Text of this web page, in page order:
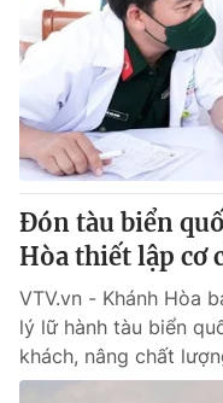
Thế giới
Tin tức
Thế giới đó đây
Câu chuyện quốc tế
Kinh tế
Tài chính
Thị trường
Góc doanh nghiệp
Dữ liệu và đời sống
Truyền hình
Hậu trường
Nhân vật
Giải trí
Điện ảnh
Đời sống
Đón tàu biển
Hòa thiết lập cơ
VTV.vn - Khánh Hòa
lý lữ hành tàu biển
khách, nâng chất